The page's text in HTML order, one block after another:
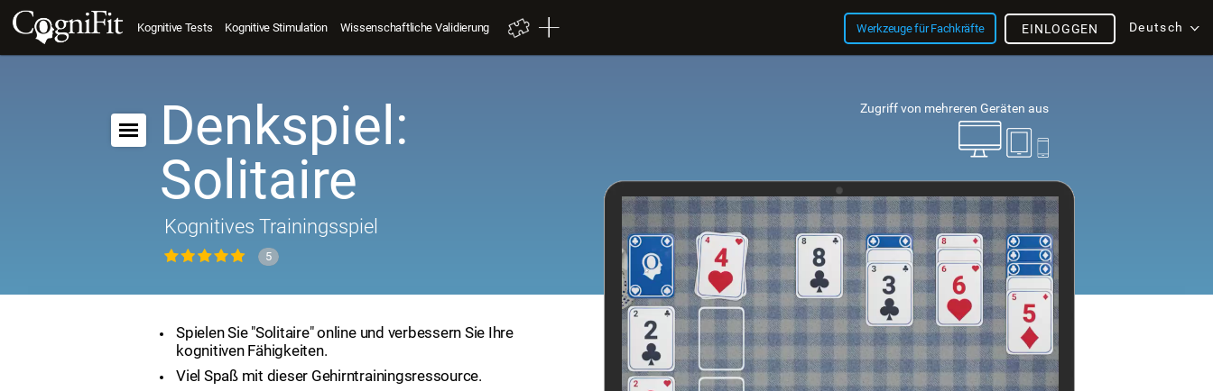
Kognitive Tests Kognitive Stimulation Wissenschaftliche Validierung Werkzeuge für Fachkräfte Deutsch
EINLOGGEN
Zugriff von mehreren Geräten aus
Denkspiel:
Solitaire
Kognitives Trainingsspiel
5
Spielen Sie "Solitaire" online und verbessern Sie Ihre
kognitiven Fähigkeiten.
Viel Spaß mit dieser Gehirntrainingsressource.